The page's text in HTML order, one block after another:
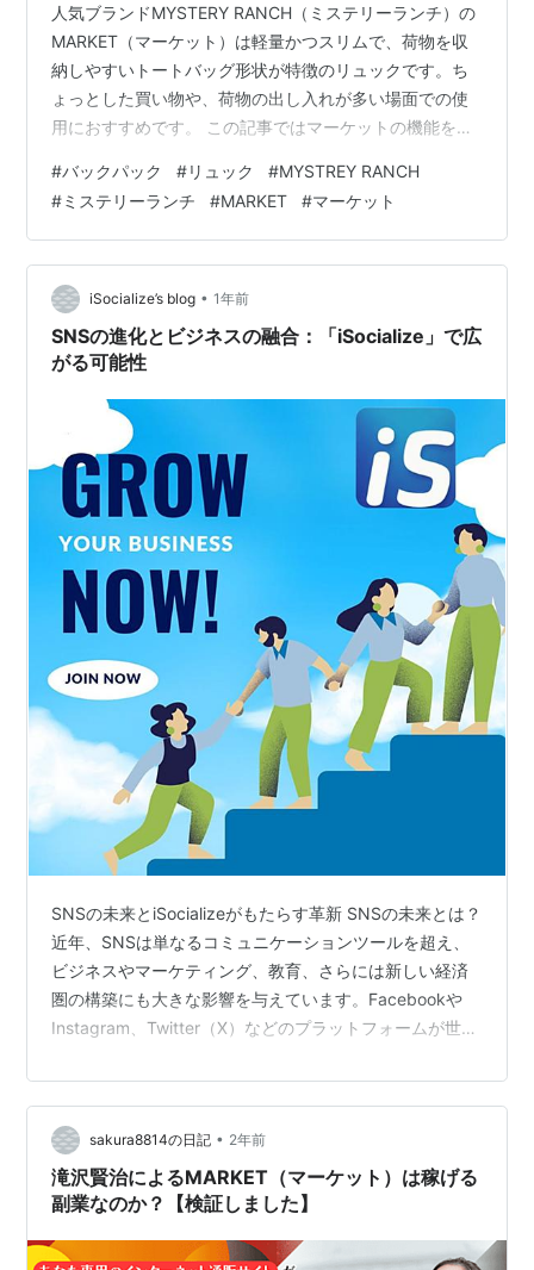
人気ブランドMYSTERY RANCH（ミステリーランチ）の
MARKET（マーケット）は軽量かつスリムで、荷物を収
納しやすいトートバッグ形状が特徴のリュックです。ち
ょっとした買い物や、荷物の出し入れが多い場面での使
用におすすめです。 この記事ではマーケットの機能を徹
筆者が紹介します！ リュックサック MARKET ミステリ
ーランチ Amazon 楽天 Yahoo! 筆者のおすすめ度 マーケ
ットのデザイン紹介 正面デザイン・ロゴ 背面デザイン
側面デザイン マーケットの機能紹介 メイン収納 サブ収
納 マーケットのおすすめポイント おすすめポイ…
#バックパック #リュック #MYSTREY RANCH
#ミステリーランチ #MARKET #マーケット
iSocialize’s blog • 1年前
SNSの進化とビジネスの融合：「iSocialize」で広
がる可能性
SNSの未来とiSocializeがもたらす革新 SNSの未来とは？
近年、SNSは単なるコミュニケーションツールを超え、
ビジネスやマーケティング、教育、さらには新しい経済
圏の構築にも大きな影響を与えています。Facebookや
Instagram、Twitter（X）などのプラットフォームが世界
しいSNSの形が求められています。 今後のSNSの未来を
考えると、次のようなトレンドが予想されます。 パーソ
ナライズの進化：ユーザーごとの関心に基づいた最適な
コンテンツ提供が進み、より快適な利用体験が実現しま
す。 プライバシーと分散型SNSの台頭：セキュ…
sakura8814の日記 • 2年前
滝沢賢治によるMARKET（マーケット）は稼げる
副業なのか？【検証しました】